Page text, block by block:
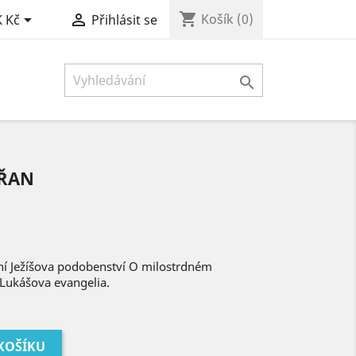
Kč  Přihlásit se shopping_cart Košík (0)

Ježíšova podobenství O milostrdném
evangelia.